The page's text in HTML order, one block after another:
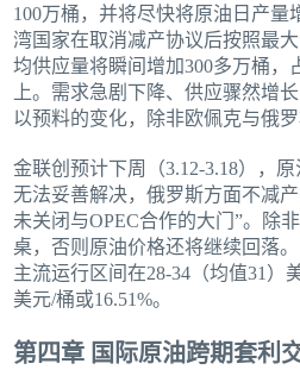
100万桶，并将尽快将原油日产量
湾国家在取消减产协议后按照最
均供应量将瞬间增加300多万桶，
上。需求急剧下降、供应骤然增
以预料的变化，除非欧佩克与俄
金联创预计下周（3.12-3.18），
无法妥善解决，俄罗斯方面不减
未关闭与OPEC合作的大门”。除
桌，否则原油价格还将继续回落
主流运行区间在28-34（均值31）
美元/桶或16.51%。
第四章 国际原油跨期套利